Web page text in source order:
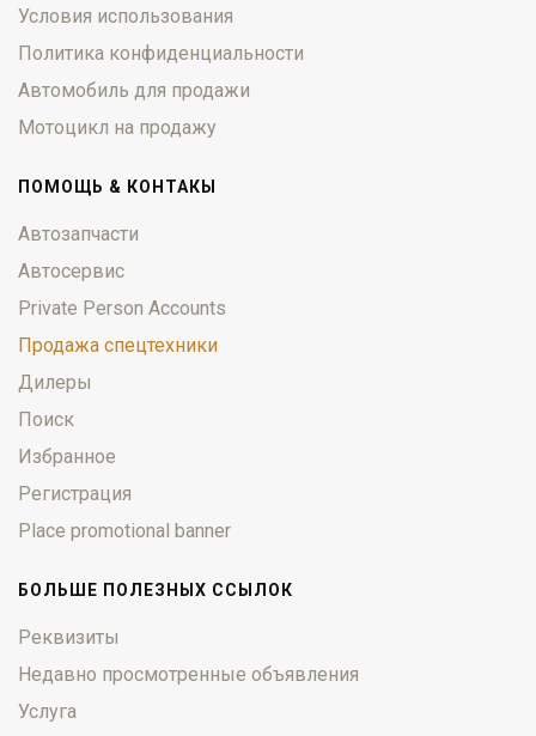
Условия использования
Политика конфиденциальности
Автомобиль для продажи
Мотоцикл на продажу
ПОМОЩЬ & КОНТАКЫ
Автозапчасти
Автосервис
Private Person Accounts
Продажа спецтехники
Дилеры
Поиск
Избранное
Регистрация
Place promotional banner
БОЛЬШЕ ПОЛЕЗНЫХ ССЫЛОК
Реквизиты
Недавно просмотренные объявления
Услуга